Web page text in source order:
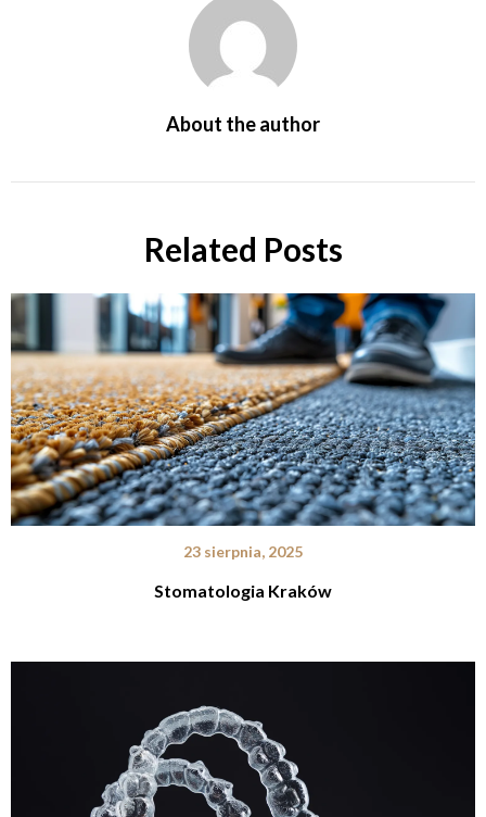
About the author
Related Posts
23 sierpnia, 2025
Stomatologia Kraków